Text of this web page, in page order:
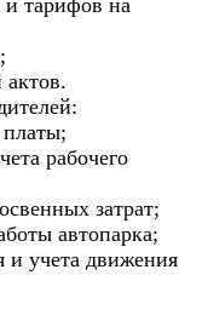
и тарифов на
платы;
рабочего
затрат;
автопарка;
и учета движения